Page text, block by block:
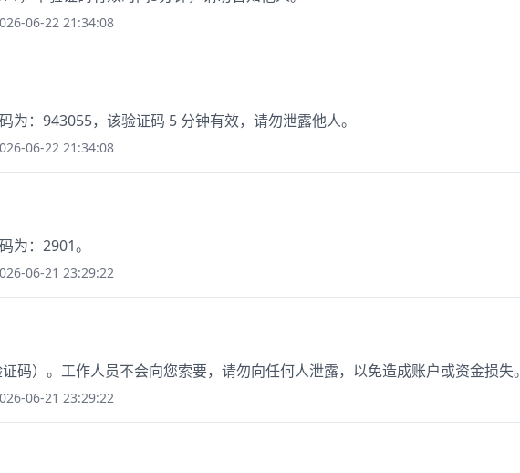
06-22 21:34:08
为：943055，该验证码 5 分钟有效，请勿泄露他人。
06-22 21:34:08
为：2901。
06-21 23:29:22
证码）。工作人员不会向您索要，请勿向任何人泄露，以免造成账户或资金损失。
06-21 23:29:22